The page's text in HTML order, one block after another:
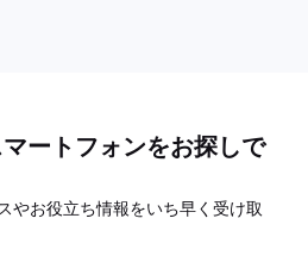
ートフォンをお探しで
やお役立ち情報をいち早く受け取